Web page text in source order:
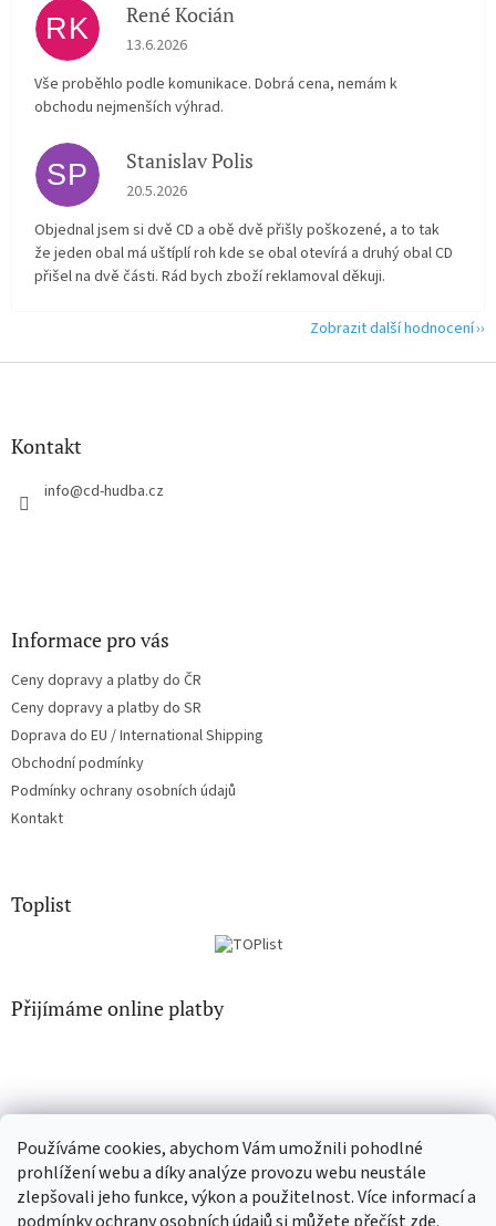
Používáme cookies, abychom Vám umožnili pohodlné
prohlížení webu a díky analýze provozu webu neustále
zlepšovali jeho funkce, výkon a použitelnost. Více informací a
RK René Kocián
Hodnocení obchodu je 5 z 5 hvězdiček.
13.6.2026
Vše proběhlo podle komunikace. Dobrá cena, nemám k
obchodu nejmenších výhrad.
SP Stanislav Polis
Hodnocení obchodu je 2 z 5 hvězdiček.
20.5.2026
Objednal jsem si dvě CD a obě dvě přišly poškozené, a to tak
že jeden obal má uštíplí roh kde se obal otevírá a druhý obal CD
přišel na dvě části. Rád bych zboží reklamoval děkuji.
Zobrazit další hodnocení
Z
Kontakt
info@cd-hudba.cz
Informace pro vás
Ceny dopravy a platby do ČR
Ceny dopravy a platby do SR
Doprava do EU / International Shipping
Obchodní podmínky
Podmínky ochrany osobních údajů
Kontakt
Toplist
Přijímáme online platby
EN-filmy.cz CD-Soundtrack.cz